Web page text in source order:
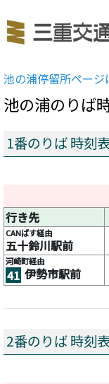
池の浦停留所ページ
池の浦のりば
1番のりば 時刻
行き先
CANばす経由
五十鈴川駅前
河崎町経由
41 伊勢市駅前
2番のりば 時刻